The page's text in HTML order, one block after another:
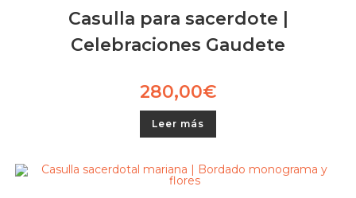
Casulla para sacerdote |
Celebraciones Gaudete
280,00€
Leer más